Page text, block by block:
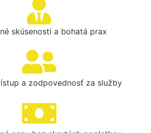
skúsenosti a bohatá prax
a zodpovednosť za služby